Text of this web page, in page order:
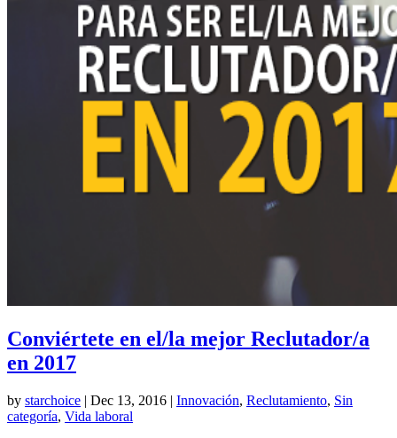
Conviértete en el/la mejor Reclutador/a
en 2017
by starchoice | Dec 13, 2016 | Innovación, Reclutamiento, Sin
categoría, Vida laboral